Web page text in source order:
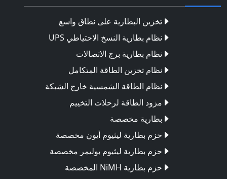
تخزين البطارية على نطاق واسع
نظام بطارية النسخ الاحتياطي UPS
نظام بطارية برج الاتصالات
نظام تخزين الطاقة المتكامل
نظام الطاقة الشمسية خارج الشبكة
مزود الطاقة لرحلات التخييم
بطارية مخصصة
حزم بطارية ليثيوم أيون مخصصة
حزم بطارية ليثيوم بوليمر مخصصة
حزم بطارية NiMH المخصصة